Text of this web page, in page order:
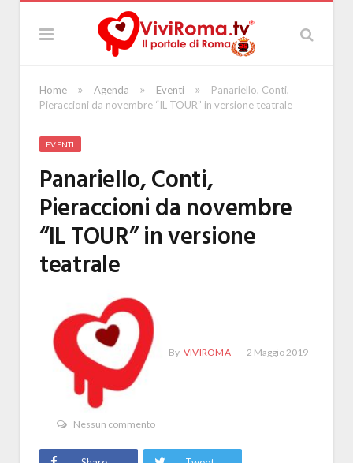
Home » Agenda » Eventi »
Panariello, Conti,
Pieraccioni da novembre “IL TOUR” in versione teatrale
EVENTI
Panariello, Conti,
Pieraccioni da novembre
“IL TOUR” in versione
teatrale
By VIVIROMA 2 Maggio 2019
Nessun commento